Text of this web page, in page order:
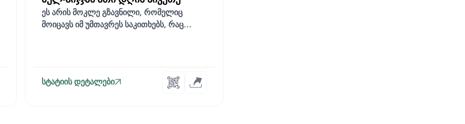
ეს არის მოკლე გზავნილი, რომელიც
მოიცავს იმ უმთავრეს საკითხებს, რაც
სტატიის დეტალები